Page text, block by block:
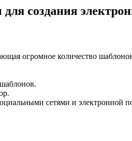
создания
огромное количество
сетями и электронной